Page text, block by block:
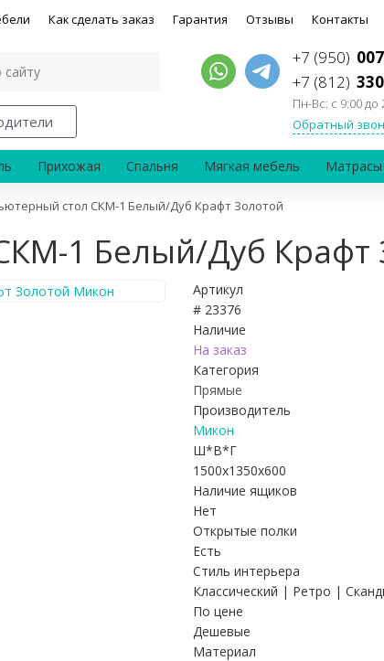
Как сделать заказ Гарантия Отзывы Контакты
+7 (950)
+7 (812)
Пн-Вс: с 9:00 до
Обратный
Прихожая Спальня Мягкая мебель Матрасы
стол СКМ-1 Белый/Дуб Крафт Золотой
1 Белый/Дуб Крафт
Артикул
# 23376
Наличие
На заказ
Категория
Прямые
Производитель
Микон
Ш*В*Г
1500x1350x600
Наличие ящиков
Нет
Открытые полки
Есть
Стиль интерьера
Классический | Ретро |
По цене
Дешевые
Материал